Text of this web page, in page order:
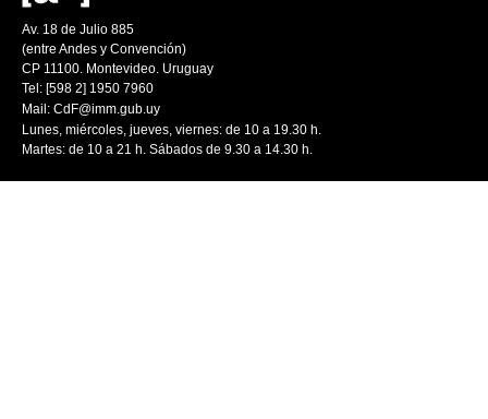
Av. 18 de Julio 885
(entre Andes y Convención)
CP 11100. Montevideo. Uruguay
Tel: [598 2] 1950 7960
Mail: CdF@imm.gub.uy
Lunes, miércoles, jueves, viernes: de 10 a 19.30 h.
Martes: de 10 a 21 h. Sábados de 9.30 a 14.30 h.